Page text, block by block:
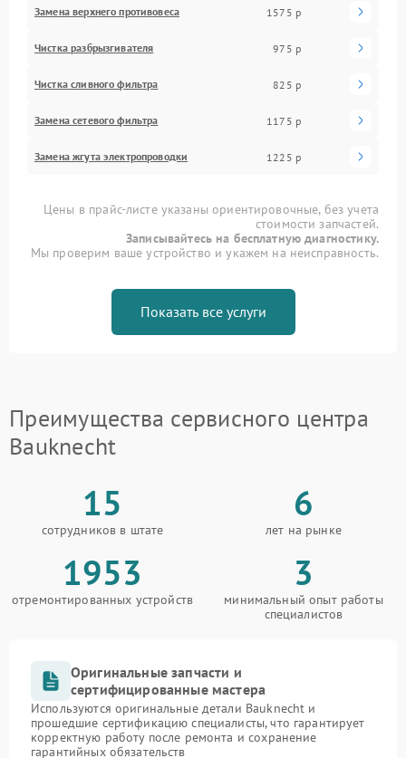
Замена верхнего противовеса 1575 р
Чистка разбрызгивателя 975 р
Чистка сливного фильтра 825 р
Замена сетевого фильтра 1175 р
Замена жгута электропроводки 1225 р
Цены в прайс-листе указаны ориентировочные, без учета
стоимости запчастей.
Записывайтесь на бесплатную диагностику.
Мы проверим ваше устройство и укажем на неисправность.
Показать все услуги
Преимущества сервисного центра
Bauknecht
15
сотрудников в штате
6
лет на рынке
1953
отремонтированных устройств
3
минимальный опыт работы
специалистов
Оригинальные запчасти и
сертифицированные мастера
Используются оригинальные детали Bauknecht и
прошедшие сертификацию специалисты, что гарантирует
корректную работу после ремонта и сохранение
гарантийных обязательств